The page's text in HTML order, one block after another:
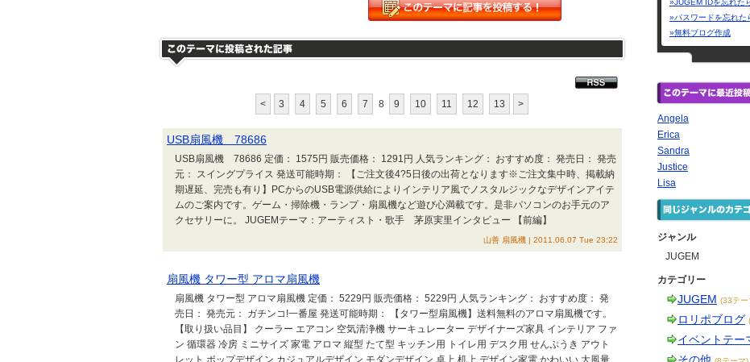
< 3 4 5 6 7 8 9 10 11 12 13 >
USB扇風機 78686
USB扇風機 78686 定価： 1575円 販売価格： 1291円 人気ランキング： おすすめ度： 発売日： 発売
元： スイングプライス 発送可能時期： 【ご注文後4?5日後の出荷となります※ご注文集中時、掲載納
期遅延、完売も有り】PCからのUSB電源供給によりインテリア風でノスタルジックなデザインアイテ
ムのご案内です。ゲーム・掃除機・ランプ・扇風機など遊び心満載です。是非パソコンのお手元のア
クセサリーに。 JUGEMテーマ：アーティスト・歌手 茅原実里インタビュー 【前編】
山善 扇風機 | 2011.06.07 Tue 23:22
扇風機 タワー型 アロマ扇風機
扇風機 タワー型 アロマ扇風機 定価： 5229円 販売価格： 5229円 人気ランキング： おすすめ度： 発
売日： 発売元： ガチンコ!一番屋 発送可能時期： 【タワー型扇風機】送料無料のアロマ扇風機です。
【取り扱い品目】 クーラー エアコン 空気清浄機 サーキュレーター デザイナーズ家具 インテリア ファ
ン 循環器 冷房 ミニサイズ 家電 アロマ 縦型 たて型 キッチン用 トイレ用 デスク用 せんぷうき アウト
レット ポップデザイン カジュアルデザイン モダンデザイン 卓上 机上 デザイン家電 かわいい 大風量
»JUGEM IDを忘れた
»パスワードを忘れた
»無料ブログ作成
Angela
Erica
Sandra
Justice
Lisa
ジャンル
JUGEM
カテゴリー
JUGEM (33テー
ロリポブログ
イベントテー